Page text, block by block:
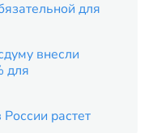
для
внесли
для
растет